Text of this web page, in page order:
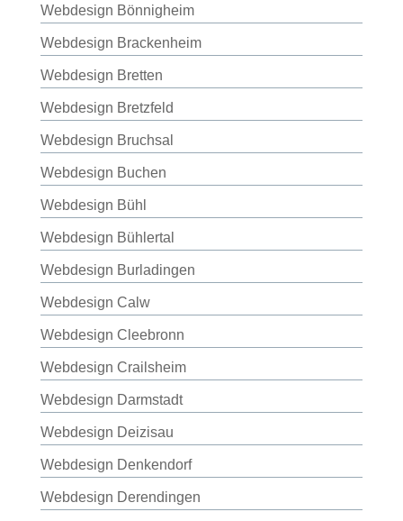
Webdesign Bönnigheim
Webdesign Brackenheim
Webdesign Bretten
Webdesign Bretzfeld
Webdesign Bruchsal
Webdesign Buchen
Webdesign Bühl
Webdesign Bühlertal
Webdesign Burladingen
Webdesign Calw
Webdesign Cleebronn
Webdesign Crailsheim
Webdesign Darmstadt
Webdesign Deizisau
Webdesign Denkendorf
Webdesign Derendingen